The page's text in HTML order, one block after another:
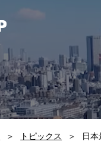
トピックス 日